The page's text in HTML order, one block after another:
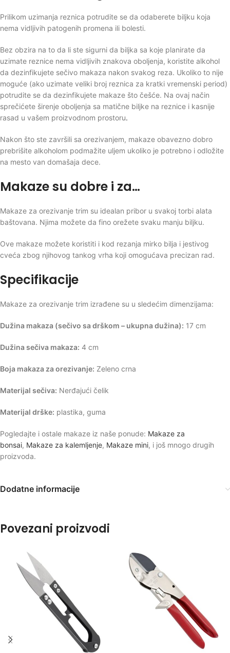
Prilikom uzimanja reznica potrudite se da odaberete biljku koja
nema vidljivih patogenih promena ili bolesti.
Bez obzira na to da li ste sigurni da biljka sa koje planirate da
uzimate reznice nema vidljivih znakova oboljenja, koristite alkohol
da dezinfikujete sečivo makaza nakon svakog reza. Ukoliko to nije
moguće (ako uzimate veliki broj reznica za kratki vremenski period)
potrudite se da dezinfikujete makaze što češće. Na ovaj način
sprečićete širenje oboljenja sa matične biljke na reznice i kasnije
rasad u vašem proizvodnom prostoru.
Nakon što ste završili sa orezivanjem, makaze obavezno dobro
prebrišite alkoholom podmažite uljem ukoliko je potrebno i odložite
na mesto van domašaja dece.
Makaze su dobre i za…
Makaze za orezivanje trim su idealan pribor u svakoj torbi alata
baštovana. Njima možete da fino orežete svaku manju biljku.
Ove makaze možete koristiti i kod rezanja mirko bilja i jestivog
cveća zbog njihovog tankog vrha koji omogućava precizan rad.
Specifikacije
Makaze za orezivanje trim izrađene su u sledećim dimenzijama:
Dužina makaza (sečivo sa drškom – ukupna dužina): 17 cm
Dužina sečiva makaza: 4 cm
Boja makaza za orezivanje: Zeleno crna
Materijal sečiva: Nerđajući čelik
Materijal drške: plastika, guma
Pogledajte i ostale makaze iz naše ponude: Makaze za
bonsai, Makaze za kalemljenje, Makaze mini, i još mnogo drugih
proizvoda.
Dodatne informacije
Povezani proizvodi